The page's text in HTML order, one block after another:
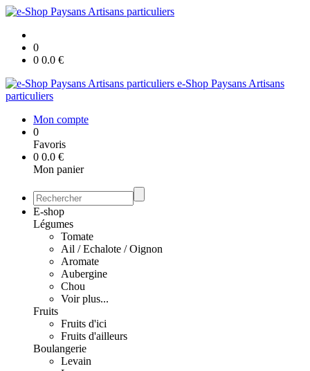
0
0 0.0 €
e-Shop Paysans Artisans
particuliers
Mon compte
0
Favoris
0 0.0 €
Mon panier
E-shop
Légumes
Tomate
Ail / Echalote / Oignon
Aromate
Aubergine
Chou
Voir plus...
Fruits
Fruits d'ici
Fruits d'ailleurs
Boulangerie
Levain